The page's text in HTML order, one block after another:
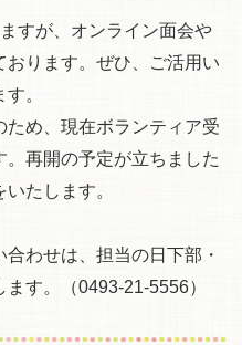
すが、オンライン面会や
おります。ぜひ、ご活用い
。
め、現在ボランティア受
再開の予定が立ちました
たします。
わせは、担当の日下部・
す。（0493-21-5556）